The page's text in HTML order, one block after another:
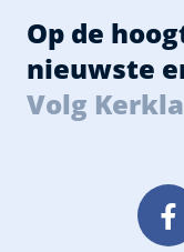
Op de
nieuwste
Volg